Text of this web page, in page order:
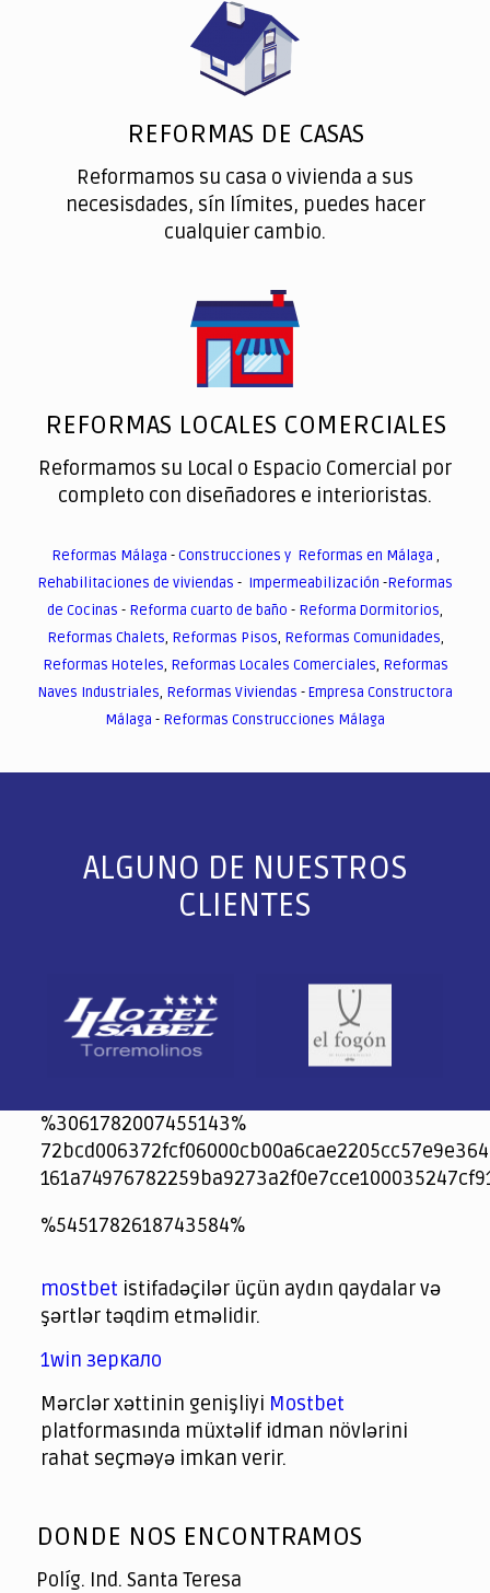
REFORMAS DE CASAS
Reformamos su casa o vivienda a sus
necesisdades, sín límites, puedes hacer
cualquier cambio.
REFORMAS LOCALES COMERCIALES
Reformamos su Local o Espacio Comercial por
completo con diseñadores e interioristas.
Reformas Málaga -Construcciones y Reformas en Málaga ,
Rehabilitaciones de viviendas - Impermeabilización -Reformas
de Cocinas - Reforma cuarto de baño - Reforma Dormitorios,
Reformas Chalets, Reformas Pisos, Reformas Comunidades,
Reformas Hoteles, Reformas Locales Comerciales, Reformas
Naves Industriales, Reformas Viviendas -Empresa Constructora
Málaga - Reformas Construcciones Málaga
ALGUNO DE NUESTROS
CLIENTES
%3061782007455143%
jeetcity
1xbet
jeet city casino
%5451782618743584%
spintiger
Avabet
Spinrise
Crown Green
Crowngreen casino login
슈가 러쉬1000 슬롯
crazy time casino online
1xcasinozambia.com
codingworldnews.com
parimatch.kr
winorio
winorio casino
winorio
mostbet istifadəçilər üçün aydın qaydalar və
şərtlər təqdim etməlidir.
1win зеркало
Mərclər xəttinin genişliyi Mostbet
platformasında müxtəlif idman növlərini
rahat seçməyə imkan verir.
of
DONDE NOS ENCONTRAMOS
Políg. Ind. Santa Teresa